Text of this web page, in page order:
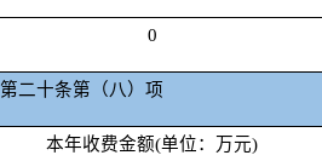
0
第二十条第（八）项
本年收费金额(单位：万元)